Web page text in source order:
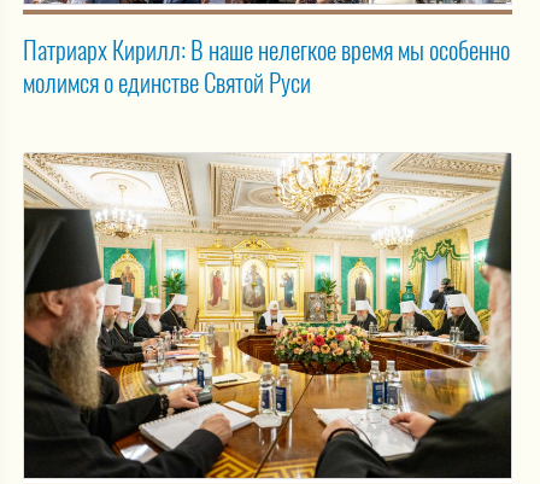
Патриарх Кирилл: В наше нелегкое время мы особенно
молимся о единстве Святой Руси